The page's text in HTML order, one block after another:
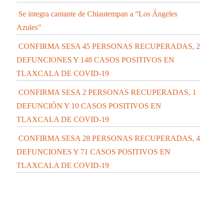
Se integra cantante de Chiautempan a “Los Ángeles
Azules”
CONFIRMA SESA 45 PERSONAS RECUPERADAS, 2
DEFUNCIONES Y 148 CASOS POSITIVOS EN
TLAXCALA DE COVID-19
CONFIRMA SESA 2 PERSONAS RECUPERADAS, 1
DEFUNCIÓN Y 10 CASOS POSITIVOS EN
TLAXCALA DE COVID-19
CONFIRMA SESA 28 PERSONAS RECUPERADAS, 4
DEFUNCIONES Y 71 CASOS POSITIVOS EN
TLAXCALA DE COVID-19